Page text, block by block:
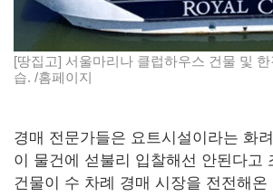
[땅집고] 서울마리나 클럽하우스 건물 및
습. /홈페이지
경매 전문가들은 요트시설이라는 화
이 물건에 섣불리 입찰해선 안된다고
건물이 수 차례 경매 시장을 전전해온